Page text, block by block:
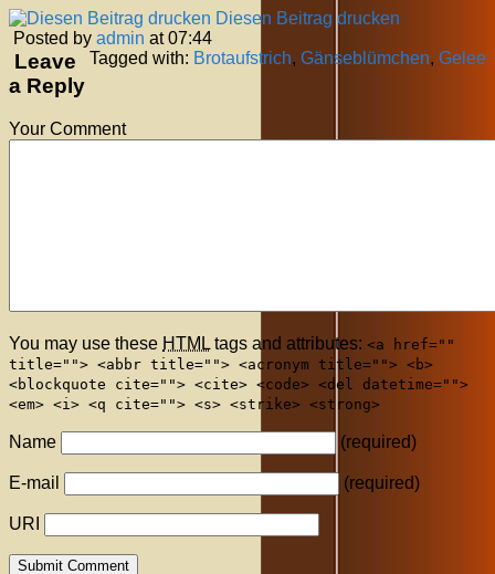
Diesen Beitrag drucken
Posted by admin at 07:44
Tagged with: Brotaufstrich, Gänseblümchen, Gelee
Leave
a Reply
Your Comment
You may use these HTML tags and attributes: <a href=""
title=""> <abbr title=""> <acronym title=""> <b>
<blockquote cite=""> <cite> <code> <del datetime="">
<em> <i> <q cite=""> <s> <strike> <strong>
Name (required)
E-mail (required)
URI